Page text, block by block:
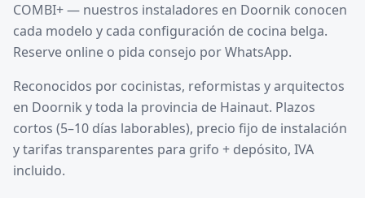
COMBI+ — nuestros instaladores en Doornik conocen
cada modelo y cada configuración de cocina belga.
Reserve online o pida consejo por WhatsApp.
Reconocidos por cocinistas, reformistas y arquitectos
en Doornik y toda la provincia de Hainaut. Plazos
cortos (5–10 días laborables), precio fijo de instalación
y tarifas transparentes para grifo + depósito, IVA
incluido.